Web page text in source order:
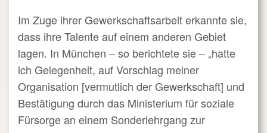
Im Zuge ihrer Gewerkschaftsarbeit erkannte sie,
dass ihre Talente auf einem anderen Gebiet
lagen. In München – so berichtete sie – „hatte
ich Gelegenheit, auf Vorschlag meiner
Organisation [vermutlich der Gewerkschaft] und
Bestätigung durch das Ministerium für soziale
Fürsorge an einem Sonderlehrgang zur